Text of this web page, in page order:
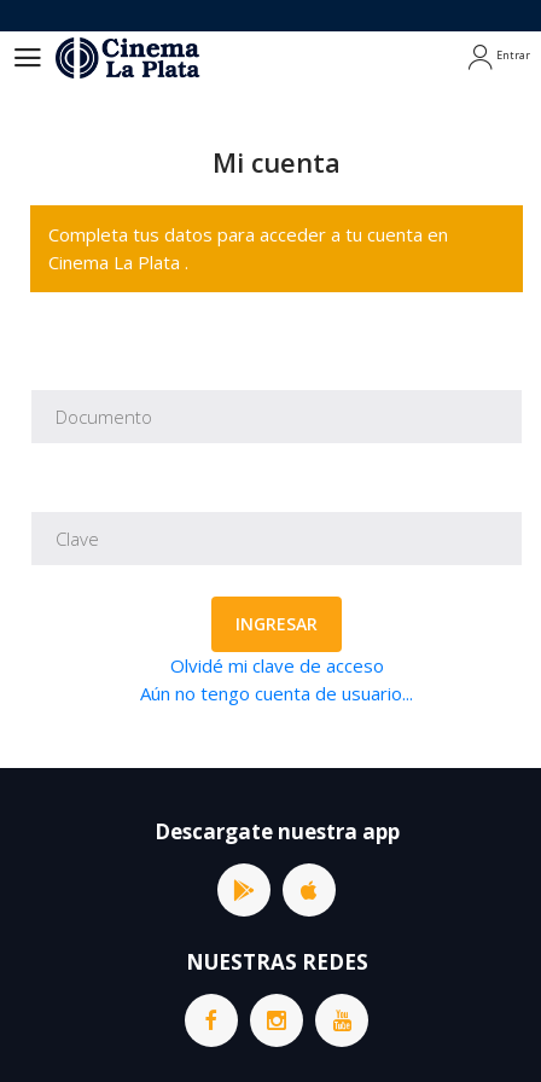
Entrar
Mi cuenta
Completa tus datos para acceder a tu cuenta en
Cinema La Plata .
INGRESAR
Olvidé mi clave de acceso
Aún no tengo cuenta de usuario...
Descargate nuestra app
NUESTRAS REDES